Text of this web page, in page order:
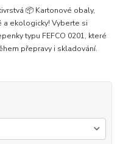
📦 Kartonové obaly,
a ekologicky! Vyberte si
typu FEFCO 0201, které
přepravy i skladování.